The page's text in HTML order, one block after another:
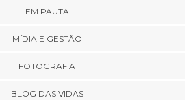
EM PAUTA
MÍDIA E GESTÃO
FOTOGRAFIA
BLOG DAS VIDAS